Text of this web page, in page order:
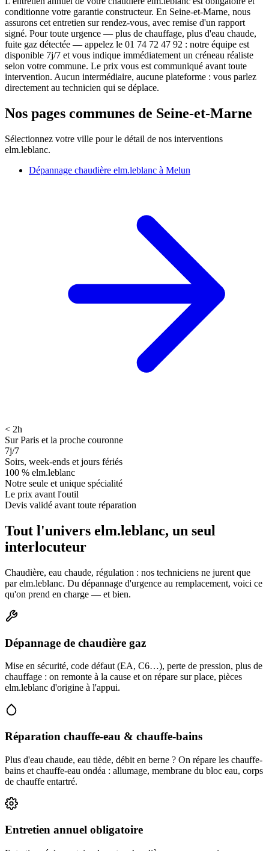
conditionne votre garantie constructeur. En Seine-et-Marne, nous
assurons cet entretien sur rendez-vous, avec remise d'un rapport
signé. Pour toute urgence — plus de chauffage, plus d'eau chaude,
fuite gaz détectée — appelez le 01 74 72 47 92 : notre équipe est
disponible 7j/7 et vous indique immédiatement un créneau réaliste
selon votre commune. Le prix vous est communiqué avant toute
intervention. Aucun intermédiaire, aucune plateforme : vous parlez
directement au technicien qui se déplace.
Nos pages communes de Seine-et-Marne
Sélectionnez votre ville pour le détail de nos interventions
elm.leblanc.
Dépannage chaudière elm.leblanc à Melun
< 2h
Sur Paris et la proche couronne
7j/7
Soirs, week-ends et jours fériés
100 % elm.leblanc
Notre seule et unique spécialité
Le prix avant l'outil
Devis validé avant toute réparation
Tout l'univers elm.leblanc, un seul
interlocuteur
Chaudière, eau chaude, régulation : nos techniciens ne jurent que
par elm.leblanc. Du dépannage d'urgence au remplacement, voici ce
qu'on prend en charge — et bien.
Dépannage de chaudière gaz
Mise en sécurité, code défaut (EA, C6…), perte de pression, plus de
chauffage : on remonte à la cause et on répare sur place, pièces
elm.leblanc d'origine à l'appui.
Réparation chauffe-eau & chauffe-bains
Plus d'eau chaude, eau tiède, débit en berne ? On répare les chauffe-
bains et chauffe-eau ondéa : allumage, membrane du bloc eau, corps
de chauffe entartré.
Entretien annuel obligatoire